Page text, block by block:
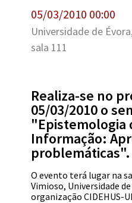
05/03/2010 00:00
Universidade de
sala 111
Realiza-se no
05/03/2010 o
"Epistemologia
Informação:
problemáticas".
O evento terá lugar na
Vimioso, Universidade
organização CIDEHUS-